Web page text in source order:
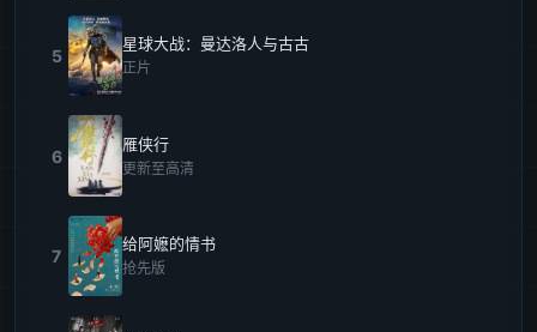
5
星球大战：曼达洛人与古古
正片
6
雁侠行
更新至高清
7
给阿嬷的情书
抢先版